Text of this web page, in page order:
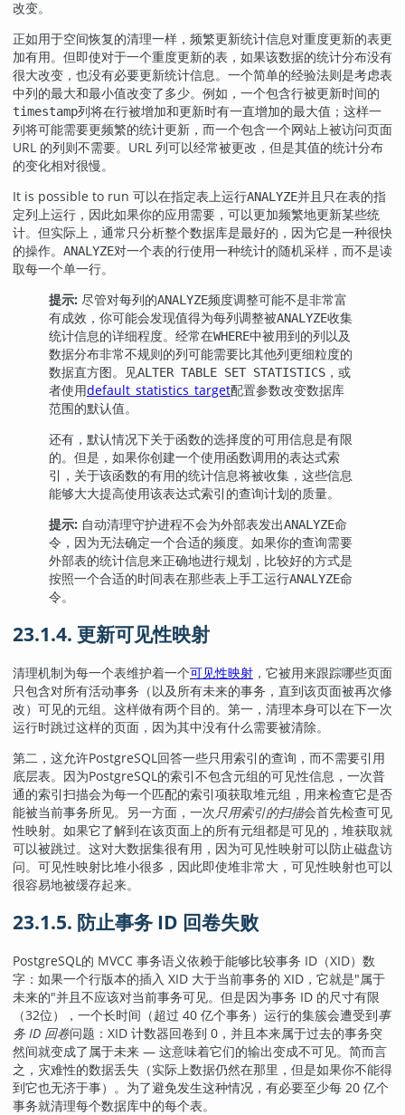
改变。
正如用于空间恢复的清理一样，频繁更新统计信息对重度更新的表更
加有用。但即使对于一个重度更新的表，如果该数据的统计分布没有
很大改变，也没有必要更新统计信息。一个简单的经验法则是考虑表
中列的最大和最小值改变了多少。例如，一个包含行被更新时间的
timestamp列将在行被增加和更新时有一直增加的最大值；这样一
列将可能需要更频繁的统计更新，而一个包含一个网站上被访问页面
URL 的列则不需要。URL 列可以经常被更改，但是其值的统计分布
的变化相对很慢。
It is possible to run 可以在指定表上运行ANALYZE并且只在表的指
定列上运行，因此如果你的应用需要，可以更加频繁地更新某些统
计。但实际上，通常只分析整个数据库是最好的，因为它是一种很快
的操作。 ANALYZE对一个表的行使用一种统计的随机采样，而不是读
取每一个单一行。
提示: 尽管对每列的ANALYZE频度调整可能不是非常富
有成效，你可能会发现值得为每列调整被ANALYZE收集
统计信息的详细程度。经常在WHERE中被用到的列以及
数据分布非常不规则的列可能需要比其他列更细粒度的
数据直方图。见ALTER TABLE SET STATISTICS ，或
者使用default_statistics_target配置参数改变数据库
范围的默认值。
还有，默认情况下关于函数的选择度的可用信息是有限
的。但是，如果你创建一个使用函数调用的表达式索
引，关于该函数的有用的统计信息将被收集，这些信息
能够大大提高使用该表达式索引的查询计划的质量。
提示: 自动清理守护进程不会为外部表发出ANALYZE命
令，因为无法确定一个合适的频度。如果你的查询需要
外部表的统计信息来正确地进行规划，比较好的方式是
按照一个合适的时间表在那些表上手工运行ANALYZE命
令。
23.1.4. 更新可见性映射
清理机制为每一个表维护着一个可见性映射 ，它被用来跟踪哪些页面
只包含对所有活动事务（以及所有未来的事务，直到该页面被再次修
改）可见的元组。这样做有两个目的。第一，清理本身可以在下一次
运行时跳过这样的页面，因为其中没有什么需要被清除。
第二，这允许PostgreSQL回答一些只用索引的查询，而不需要引用
底层表。因为PostgreSQL的索引不包含元组的可见性信息，一次普
通的索引扫描会为每一个匹配的索引项获取堆元组，用来检查它是否
能被当前事务所见。另一方面，一次只用索引的扫描会首先检查可见
性映射。如果它了解到在该页面上的所有元组都是可见的，堆获取就
可以被跳过。这对大数据集很有用，因为可见性映射可以防止磁盘访
问。可见性映射比堆小很多，因此即使堆非常大，可见性映射也可以
很容易地被缓存起来。
23.1.5. 防止事务 ID 回卷失败
PostgreSQL 的 MVCC 事务语义依赖于能够比较事务 ID（XID）数
字：如果一个行版本的插入 XID 大于当前事务的 XID，它就是"属于
未来的"并且不应该对当前事务可见。但是因为事务 ID 的尺寸有限
（32位），一个长时间（超过 40 亿个事务）运行的集簇会遭受到事
务 ID 回卷问题：XID 计数器回卷到 0，并且本来属于过去的事务突
然间就变成了属于未来 — 这意味着它们的输出变成不可见。简而言
之，灾难性的数据丢失（实际上数据仍然在那里，但是如果你不能得
到它也无济于事）。为了避免发生这种情况，有必要至少每 20 亿个
事务就清理每个数据库中的每个表。